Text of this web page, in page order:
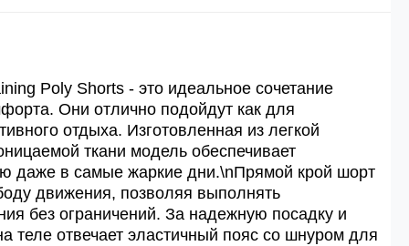
Poly Shorts - это идеальное сочетание
Они отлично подойдут как для
отдыха. Изготовленная из легкой
ткани модель обеспечивает
даже в самые жаркие дни.\nПрямой крой шорт
движения, позволяя выполнять
без ограничений. За надежную посадку и
теле отвечает эластичный пояс со шнуром для